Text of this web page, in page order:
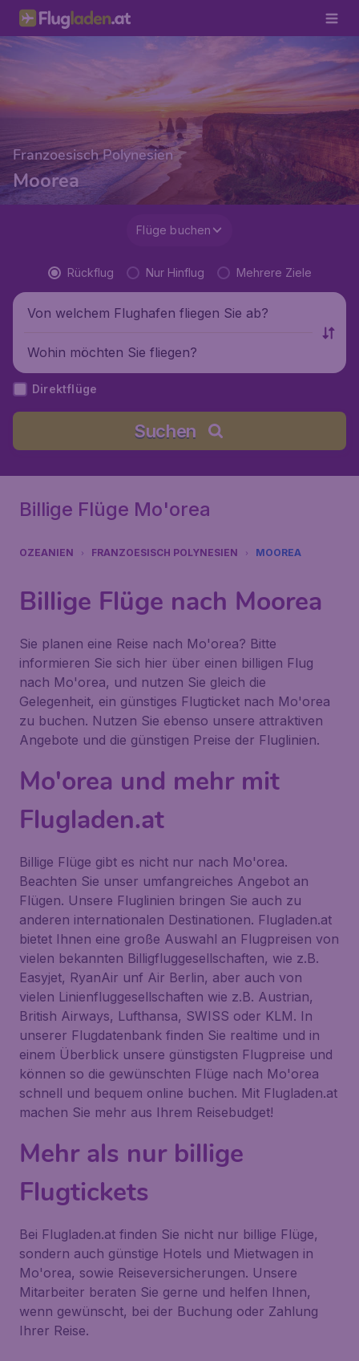
Franzoesisch Polynesien
Moorea
Flüge buchen
Rückflug Nur Hinflug Mehrere Ziele
Von welchem Flughafen fliegen Sie ab?
Wohin möchten Sie fliegen?
Direktflüge
Suchen
Billige Flüge Mo'orea
OZEANIEN FRANZOESISCH POLYNESIEN MOOREA
Billige Flüge nach Moorea
Sie planen eine Reise nach Mo'orea? Bitte
informieren Sie sich hier über einen billigen Flug
nach Mo'orea, und nutzen Sie gleich die
Gelegenheit, ein günstiges Flugticket nach Mo'orea
zu buchen. Nutzen Sie ebenso unsere attraktiven
Angebote und die günstigen Preise der Fluglinien.
Mo'orea und mehr mit
Flugladen.at
Billige Flüge gibt es nicht nur nach Mo'orea.
Beachten Sie unser umfangreiches Angebot an
Flügen. Unsere Fluglinien bringen Sie auch zu
anderen internationalen Destinationen. Flugladen.at
bietet Ihnen eine große Auswahl an Flugpreisen von
vielen bekannten Billigfluggesellschaften, wie z.B.
Easyjet, RyanAir unf Air Berlin, aber auch von
vielen Linienfluggesellschaften wie z.B. Austrian,
British Airways, Lufthansa, SWISS oder KLM. In
unserer Flugdatenbank finden Sie realtime und in
einem Überblick unsere günstigsten Flugpreise und
können so die gewünschten Flüge nach Mo'orea
schnell und bequem online buchen. Mit Flugladen.at
machen Sie mehr aus Ihrem Reisebudget!
Mehr als nur billige
Flugtickets
Bei Flugladen.at finden Sie nicht nur billige Flüge,
sondern auch günstige Hotels und Mietwagen in
Mo'orea, sowie Reiseversicherungen. Unsere
Mitarbeiter beraten Sie gerne und helfen Ihnen,
wenn gewünscht, bei der Buchung oder Zahlung
Ihrer Reise.